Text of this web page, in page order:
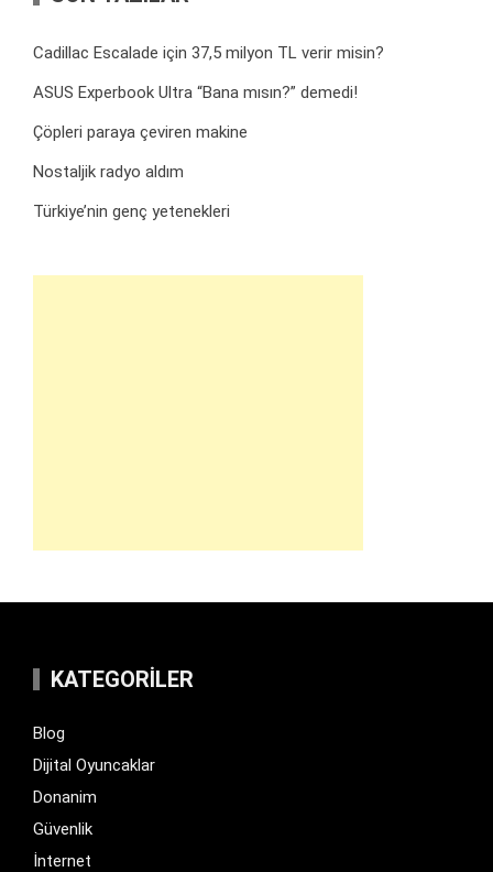
Cadillac Escalade için 37,5 milyon TL verir misin?
ASUS Experbook Ultra “Bana mısın?” demedi!
Çöpleri paraya çeviren makine
Nostaljik radyo aldım
Türkiye’nin genç yetenekleri
KATEGORILER
Blog
Dijital Oyuncaklar
Donanim
Güvenlik
İnternet